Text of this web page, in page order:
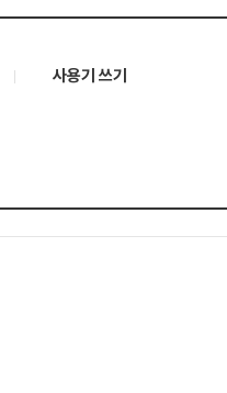
사용기 쓰기